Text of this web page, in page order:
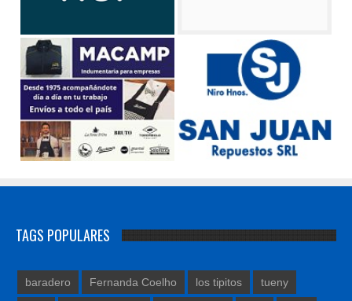
TAGS POPULARES
baradero Fernanda Coelho los tipitos tueny